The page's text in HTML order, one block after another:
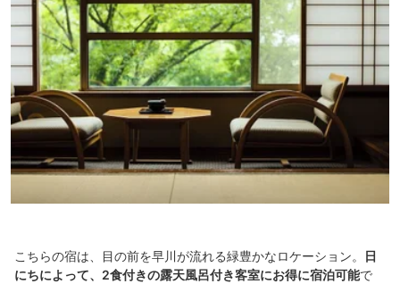
こちらの宿は、目の前を早川が流れる緑豊かなロケーション。
日
にちによって、2食付きの露天風呂付き客室にお得に宿泊可能で